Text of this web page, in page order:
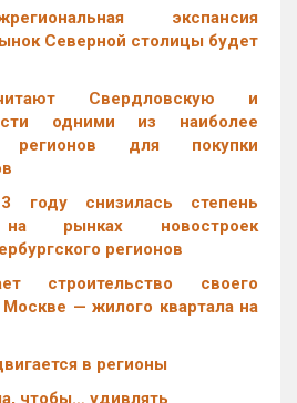
экспансия
Северной столицы будет
Свердловскую и
одними из наиболее
регионов для покупки
году снизилась степень
на рынках новостроек
регионов
строительство своего
— жилого квартала на
в регионы